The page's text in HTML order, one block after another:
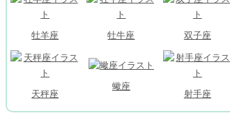
牡羊座 牡牛座 双子座
天秤座
蠍座
射手座